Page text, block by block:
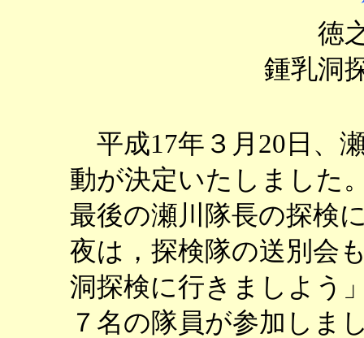
徳
鍾乳洞
平成17年３月20日、
動が決定いたしました
最後の瀬川隊長の探検
夜は，探検隊の送別会
洞探検に行きましよう
７名の隊員が参加しま